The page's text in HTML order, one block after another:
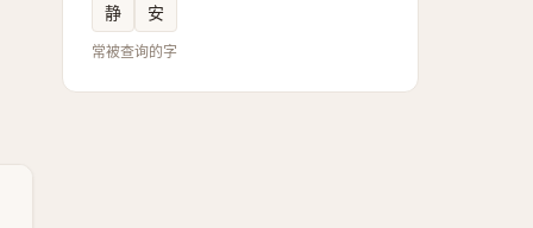
静
安
常被查询的字